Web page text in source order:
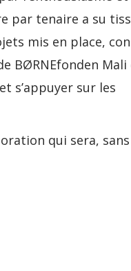
par tenaire a su
mis en place,
BØRNEfonden Mali
s’appuyer sur les
qui sera,